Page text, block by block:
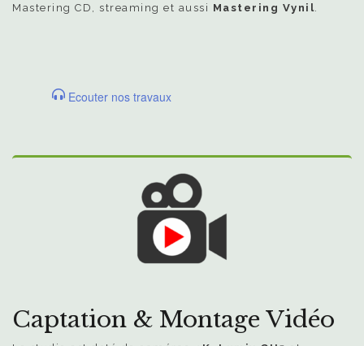
Mastering CD, streaming et aussi Mastering Vynil
Ecouter nos travaux
Captation & Montage Vidéo